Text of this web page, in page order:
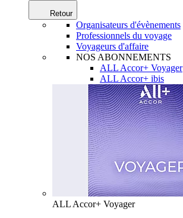
Retour
Organisateurs d'évènements
Professionnels du voyage
Voyageurs d'affaire
NOS ABONNEMENTS
ALL Accor+ Voyager
ALL Accor+ ibis
ALL Accor+ Voyager